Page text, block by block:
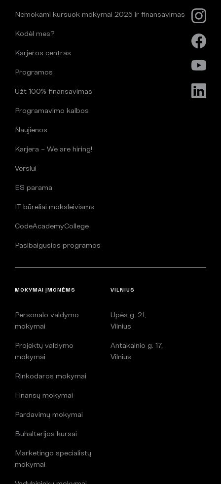
Nemokami kursuok mokymai 2025 ir finansavimas
Kodėl mes?
Karjeros centras
Programos
Užt 100% finansavimas
Programavimo kalbos
Naujienos
Karjera – We are hiring!
Verslui
ES parama
IT būreliai moksleiviams
CodeAcademyCollege
Pasibaigusios programos
MOKYMAI ĮMONĖMS
Personalo valdymo
mokymai
Projektų valdymo
mokymai
Rinkodaros mokymai
Finansų mokymai
Pardavimų mokymai
Buhalterijos kursai
Marketingo specialistų
mokymai
VILNIUS
Upės g. 21,
Vilnius
Antakalnio g. 17,
Vilnius